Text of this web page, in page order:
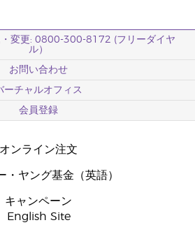
・変更: 0800-300-8172 (フリーダイヤ
ル）
お問い合わせ
ーチャルオフィス
会員登録
オンライン注文
・ヤング基金（英語）
キャンペーン
English Site